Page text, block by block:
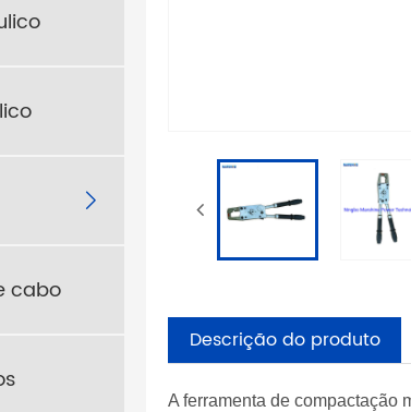

cabo
Descrição do produto
A ferramenta de compactação